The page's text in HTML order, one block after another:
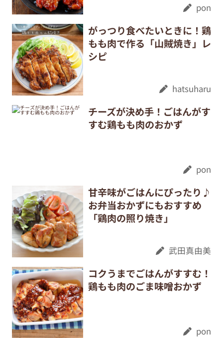
pon
がっつり食べたいときに！鶏
もも肉で作る「山賊焼き」レ
シピ
hatsuharu
チーズが決め手！ごはんがす
すむ鶏もも肉のおかず
pon
甘辛味がごはんにぴったり♪
お弁当おかずにもおすすめ
「鶏肉の照り焼き」
武田真由美
コクうまでごはんがすすむ！
鶏もも肉のごま味噌おかず
pon